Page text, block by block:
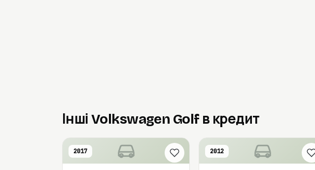
Інші Volkswagen Golf в кредит
2017 2012